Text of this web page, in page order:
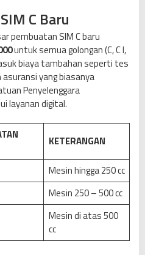
C Baru
pembuatan SIM C baru
untuk semua golongan (C, C I,
biaya tambahan seperti tes
yang biasanya
Penyelenggara
layanan digital.
KETERANGAN
Mesin hingga 250 cc
Mesin 250 – 500 cc
Mesin di atas 500
cc